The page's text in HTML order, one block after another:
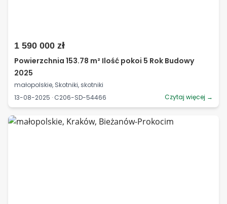
1 590 000 zł
Powierzchnia 153.78 m² Ilość pokoi 5 Rok Budowy
2025
małopolskie, Skotniki, skotniki
13-08-2025 · C206-SD-54466
Czytaj więcej →